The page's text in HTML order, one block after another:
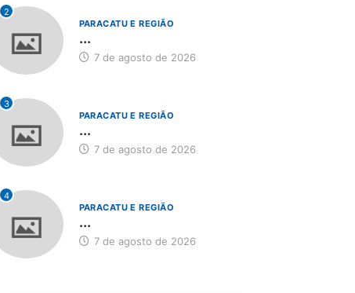
2
PARACATU E REGIÃO
...
7 de agosto de 2026
3
PARACATU E REGIÃO
...
7 de agosto de 2026
4
PARACATU E REGIÃO
...
7 de agosto de 2026